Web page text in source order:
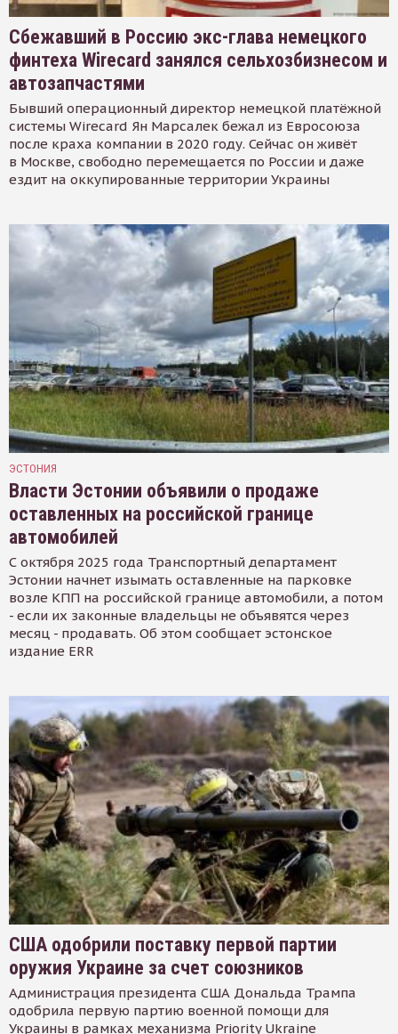
Сбежавший в Россию экс-глава немецкого
финтеха Wirecard занялся сельхозбизнесом и
автозапчастями
Бывший операционный директор немецкой платёжной
системы Wirecard Ян Марсалек бежал из Евросоюза
после краха компании в 2020 году. Сейчас он живёт
в Москве, свободно перемещается по России и даже
ездит на оккупированные территории Украины
ЭСТОНИЯ
Власти Эстонии объявили о продаже
оставленных на российской границе
автомобилей
С октября 2025 года Транспортный департамент
Эстонии начнет изымать оставленные на парковке
возле КПП на российской границе автомобили, а потом
- если их законные владельцы не объявятся через
месяц - продавать. Об этом сообщает эстонское
издание ERR
США одобрили поставку первой партии
оружия Украине за счет союзников
Администрация президента США Дональда Трампа
одобрила первую партию военной помощи для
Украины в рамках механизма Priority Ukraine